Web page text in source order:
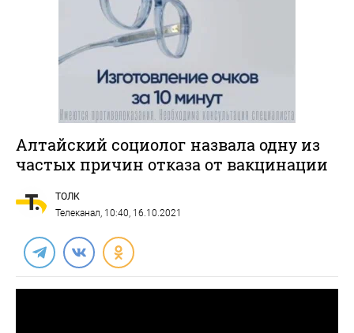
Алтайский социолог назвала одну из
частых причин отказа от вакцинации
ТОЛК
Телеканал, 10:40, 16.10.2021